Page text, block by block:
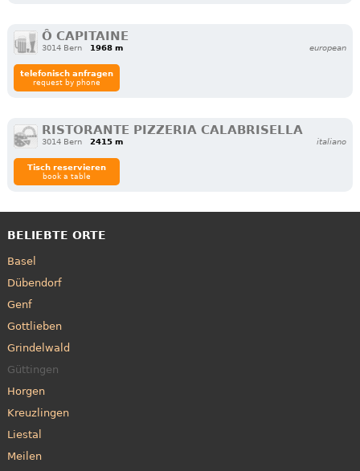
Ô CAPITAINE
3014 Bern 1968 m european
telefonisch anfragen
request by phone
RISTORANTE PIZZERIA CALABRISELLA
3014 Bern 2415 m italiano
Tisch reservieren
book a table
BELIEBTE ORTE
Basel
Dübendorf
Genf
Gottlieben
Grindelwald
Güttingen
Horgen
Kreuzlingen
Liestal
Meilen